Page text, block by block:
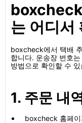
는 어디서
boxcheck에서 택배
합니다. 운송장 번호
방법으로 확인할 수
1. 주문 내
boxcheck 홈페이